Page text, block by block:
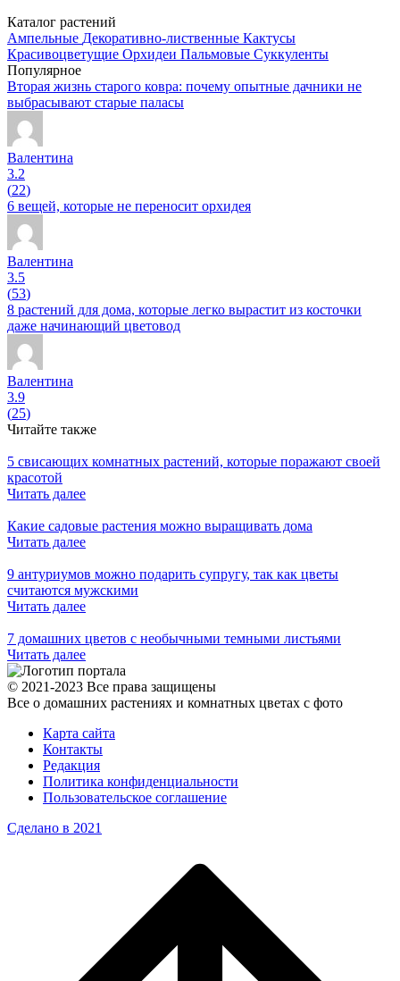
Каталог растений
Ампельные Декоративно-лиственные Кактусы
Красивоцветущие Орхидеи Пальмовые Суккуленты
Популярное
Вторая жизнь старого ковра: почему опытные дачники не
выбрасывают старые паласы
Валентина
3.2
(22)
6 вещей, которые не переносит орхидея
Валентина
3.5
(53)
8 растений для дома, которые легко вырастит из косточки
даже начинающий цветовод
Валентина
3.9
(25)
Читайте также
5 свисающих комнатных растений, которые поражают своей
красотой
Читать далее
Какие садовые растения можно выращивать дома
Читать далее
9 антуриумов можно подарить супругу, так как цветы
считаются мужскими
Читать далее
7 домашних цветов с необычными темными листьями
Читать далее
© 2021-2023 Все права защищены
Все о домашних растениях и комнатных цветах с фото
Карта сайта
Контакты
Редакция
Политика конфиденциальности
Пользовательское соглашение
Сделано в 2021